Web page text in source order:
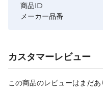
商品ID
メーカー品番
カスタマーレビュー
この商品のレビューはまだあ